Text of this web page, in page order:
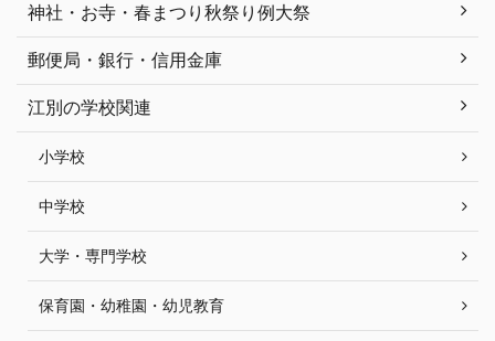
神社・お寺・春まつり秋祭り例大祭
郵便局・銀行・信用金庫
江別の学校関連
小学校
中学校
大学・専門学校
保育園・幼稚園・幼児教育